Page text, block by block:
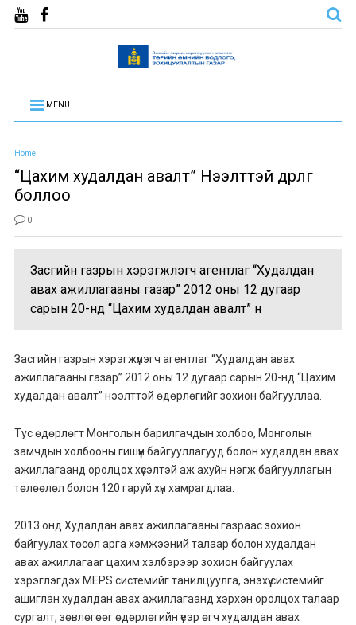
MENU
Home
“Цахим худалдан авалт” Нээлттэй өдөрлөг
боллоо
0
Засгийн газрын хэрэгжүүлэгч агентлаг “Худалдан
авах ажиллагааны газар” 2012 оны 12 дугаар
сарын 20-нд “Цахим худалдан авалт” н
Засгийн газрын хэрэгжүүлэгч агентлаг “Худалдан авах
ажиллагааны газар” 2012 оны 12 дугаар сарын 20-нд “Цахим
худалдан авалт” нээлттэй өдөрлөгийг зохион байгууллаа.
Тус өдөрлөгт Монголын барилгачдын холбоо, Монголын
замчдын холбооны гишүүн байгууллагууд болон худалдан авах
ажиллагаанд оролцох хүсэлтэй аж ахуйн нэгж байгууллагын
төлөөлөл болон 120 гаруй хүн хамрагдлаа.
2013 онд Худалдан авах ажиллагааны газраас зохион
байгуулах төсөл арга хэмжээний талаар болон худалдан
авах ажиллагааг цахим хэлбэрээр зохион байгуулах
хэрэглэгдэх MEPS системийг танилцуулга, энэхүү системийг
ашиглан худалдан авах ажиллагаанд хэрхэн оролцох талаар
сургалт, зөвлөгөөг өдөрлөгийн үеэр өгч худалдан авах